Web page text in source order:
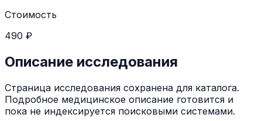
Стоимость
490 ₽
Описание исследования
Страница исследования сохранена для каталога.
Подробное медицинское описание готовится и
пока не индексируется поисковыми системами.